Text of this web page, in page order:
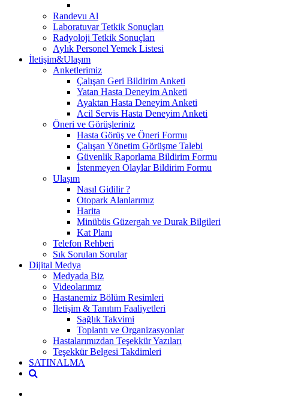
Randevu Al
Laboratuvar Tetkik Sonuçları
Radyoloji Tetkik Sonuçları
Aylık Personel Yemek Listesi
İletişim&Ulaşım
Anketlerimiz
Çalışan Geri Bildirim Anketi
Yatan Hasta Deneyim Anketi
Ayaktan Hasta Deneyim Anketi
Acil Servis Hasta Deneyim Anketi
Öneri ve Görüşleriniz
Hasta Görüş ve Öneri Formu
Çalışan Yönetim Görüşme Talebi
Güvenlik Raporlama Bildirim Formu
İstenmeyen Olaylar Bildirim Formu
Ulaşım
Nasıl Gidilir ?
Otopark Alanlarımız
Harita
Minübüs Güzergah ve Durak Bilgileri
Kat Planı
Telefon Rehberi
Sık Sorulan Sorular
Dijital Medya
Medyada Biz
Videolarımız
Hastanemiz Bölüm Resimleri
İletişim & Tanıtım Faaliyetleri
Sağlık Takvimi
Toplantı ve Organizasyonlar
Hastalarımızdan Teşekkür Yazıları
Teşekkür Belgesi Takdimleri
SATINALMA